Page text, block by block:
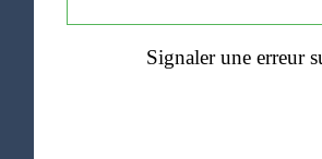
Signaler une erreur